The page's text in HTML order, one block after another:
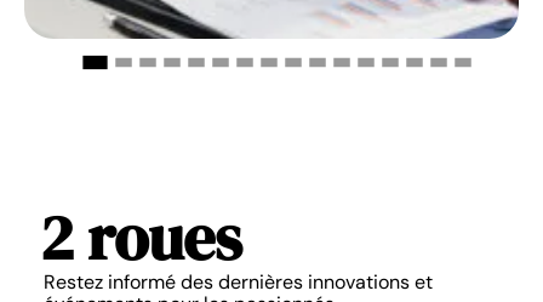
2 roues
Restez informé des dernières innovations et